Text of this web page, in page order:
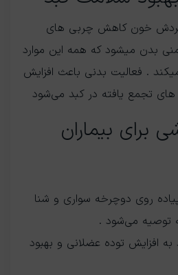
خون کاهش چربی های
بدن میشود که همه این موارد
. فعالیت بدنی باعث افزایش
تجمع یافته در کبد می‌شود
برای بیماران
روی دوچرخه سواری و شنا
به افزایش توده عضلانی و بهبود